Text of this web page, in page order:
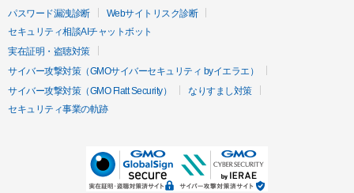
パスワード漏洩診断
Webサイトリスク診断
セキュリティ相談AIチャットボット
実在証明・盗聴対策
サイバー攻撃対策（GMOサイバーセキュリティ byイエラエ）
サイバー攻撃対策（GMO Flatt Security）
なりすまし対策
セキュリティ事業の軌跡